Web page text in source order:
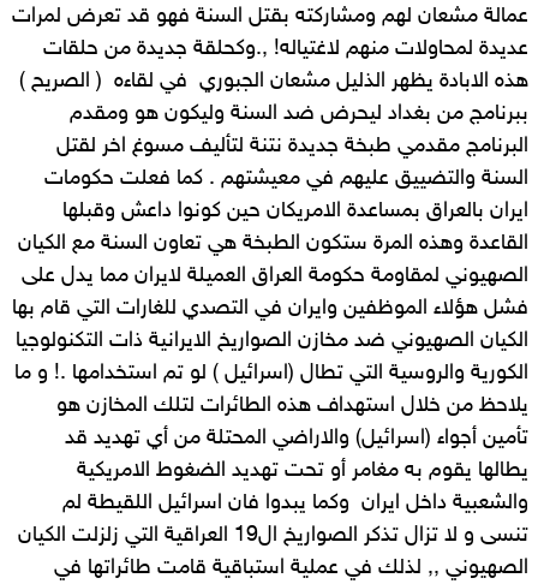
عمالة مشعان لهم ومشاركته بقتل السنة فهو قد تعرض لمرات
عديدة لمحاولات منهم لاغتياله! ,.وكحلقة جديدة من حلقات
هذه الابادة يظهر الذليل مشعان الجبوري في لقاءه ( الصريح )
ببرنامج من بغداد ليحرض ضد السنة وليكون هو ومقدم
البرنامج مقدمي طبخة جديدة نتنة لتأليف مسوغ اخر لقتل
السنة والتضييق عليهم في معيشتهم . كما فعلت حكومات
ايران بالعراق بمساعدة الامريكان حين كونوا داعش وقبلها
القاعدة وهذه المرة ستكون الطبخة هي تعاون السنة مع الكيان
الصهيوني لمقاومة حكومة العراق العميلة لايران مما يدل على
فشل هؤلاء الموظفين وايران في التصدي للغارات التي قام بها
الكيان الصهيوني ضد مخازن الصواريخ الايرانية ذات التكنولوجيا
الكورية والروسية التي تطال (اسرائيل ) لو تم استخدامها .! و ما
يلاحظ من خلال استهداف هذه الطائرات لتلك المخازن هو
تأمين أجواء (اسرائيل) والاراضي المحتلة من أي تهديد قد
يطالها يقوم به مغامر أو تحت تهديد الضغوط الامريكية
والشعبية داخل ايران وكما يبدوا فان اسرائيل اللقيطة لم
تنسى و لا تزال تذكر الصواريخ ال19 العراقية التي زلزلت الكيان
الصهيوني ,, لذلك في عملية استباقية قامت طائراتها في